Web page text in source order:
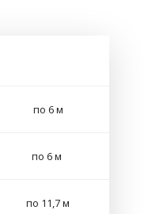
по 6 м
по 6 м
по 11,7 м